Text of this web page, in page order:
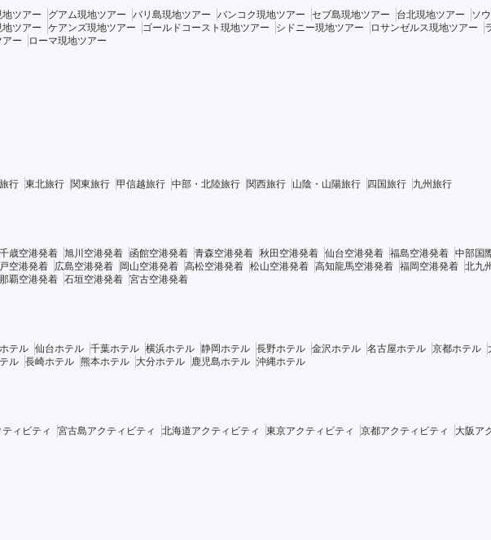
ツアー グアム現地ツアー バリ島現地ツアー バンコク現地ツアー セブ島現地ツアー 台北現地ツアー
ソ
地ツアー ケアンズ現地ツアー ゴールドコースト現地ツアー シドニー現地ツアー ロサンゼルス現地ツアー
ー ローマ現地ツアー
行 東北旅行 関東旅行 甲信越旅行 中部・北陸旅行 関西旅行 山陰・山陽旅行 四国旅行 九州旅行
歳空港発着 旭川空港発着 函館空港発着 青森空港発着 秋田空港発着 仙台空港発着 福島空港発着 中部国
空港発着 広島空港発着 岡山空港発着 高松空港発着 松山空港発着 高知龍馬空港発着 福岡空港発着 北九
那覇空港発着 石垣空港発着 宮古空港発着
テル 仙台ホテル 千葉ホテル 横浜ホテル 静岡ホテル 長野ホテル 金沢ホテル 名古屋ホテル 京都ホテル
ル 長崎ホテル 熊本ホテル 大分ホテル 鹿児島ホテル 沖縄ホテル
ィビティ 宮古島アクティビティ 北海道アクティビティ 東京アクティビティ 京都アクティビティ 大阪ア